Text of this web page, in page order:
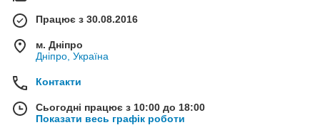
Працює з 30.08.2016
м. Дніпро
Дніпро, Україна
Контакти
Сьогодні працює з 10:00 до 18:00
Показати весь графік роботи